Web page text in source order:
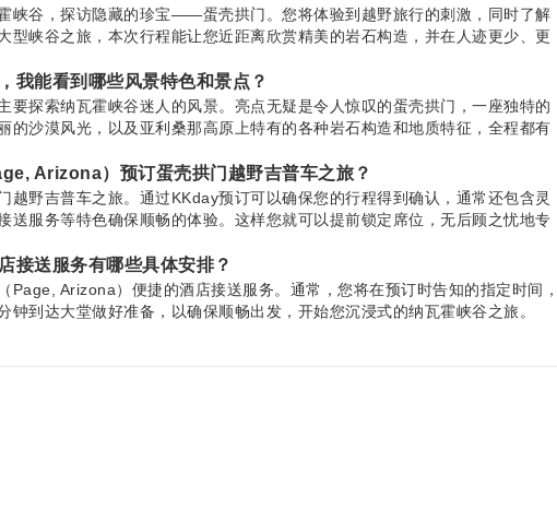
峡谷，探访隐藏的珍宝——蛋壳拱门。您将体验到越野旅行的刺激，同时了解
型峡谷之旅，本次行程能让您近距离欣赏精美的岩石构造，并在人迹更少、更
我能看到哪些风景特色和景点？
要探索纳瓦霍峡谷迷人的风景。亮点无疑是令人惊叹的蛋壳拱门，一座独特的
的沙漠风光，以及亚利桑那高原上特有的各种岩石构造和地质特征，全程都有
Arizona）预订蛋壳拱门越野吉普车之旅？
越野吉普车之旅。通过KKday预订可以确保您的行程得到确认，通常还包含灵
送服务等特色确保顺畅的体验。这样您就可以提前锁定席位，无后顾之忧地专
接送服务有哪些具体安排？
Page, Arizona）便捷的酒店接送服务。通常，您将在预订时告知的指定时间，
钟到达大堂做好准备，以确保顺畅出发，开始您沉浸式的纳瓦霍峡谷之旅。
么样的活动或体力消耗程度？
定的风景点可能会有机会进行短暂步行或轻松漫步，这使得大多数体能水平的